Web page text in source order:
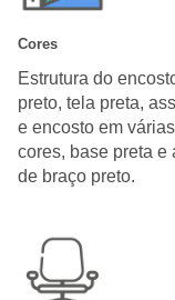
Cores
Estrutura do
preto, tela preta,
e encosto em várias
cores, base preta e
de braço preto.